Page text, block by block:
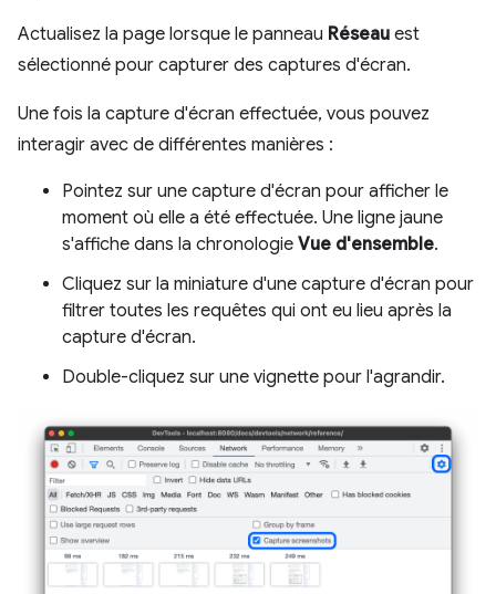
Actualisez la page lorsque le panneau Réseau est
sélectionné pour capturer des captures d'écran.
Une fois la capture d'écran effectuée, vous pouvez
interagir avec de différentes manières :
Pointez sur une capture d'écran pour afficher le
moment où elle a été effectuée. Une ligne jaune
s'affiche dans la chronologie Vue d'ensemble.
Cliquez sur la miniature d'une capture d'écran pour
filtrer toutes les requêtes qui ont eu lieu après la
capture d'écran.
Double-cliquez sur une vignette pour l'agrandir.